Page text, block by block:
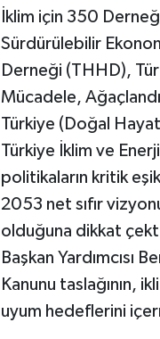
İklim için 350
Sürdürülebilir
Derneği (THHD),
Mücadele,
Türkiye (Doğal
Türkiye İklim ve
politikaların kritik
2053 net sıfır
olduğuna dikkat
Başkan Yardımcısı
Kanunu taslağının,
uyum hedeflerini